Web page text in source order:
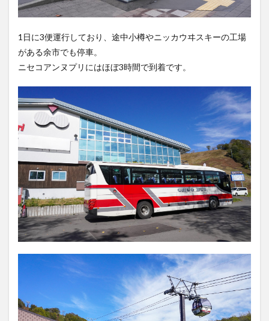
1日に3便運行しており、途中小樽やニッカウヰスキーの工場
がある余市でも停車。
ニセコアンヌプリにはほぼ3時間で到着です。